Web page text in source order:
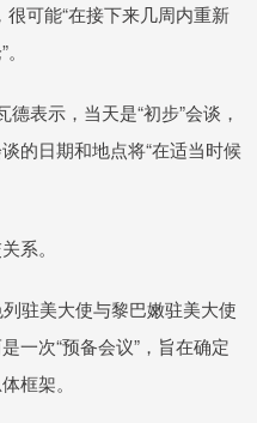
可能“在接下来几周内重新
表示，当天是“初步”会谈，
的日期和地点将“在适当时候
系。
驻美大使与黎巴嫩驻美大使
一次“预备会议”，旨在确定
框架。